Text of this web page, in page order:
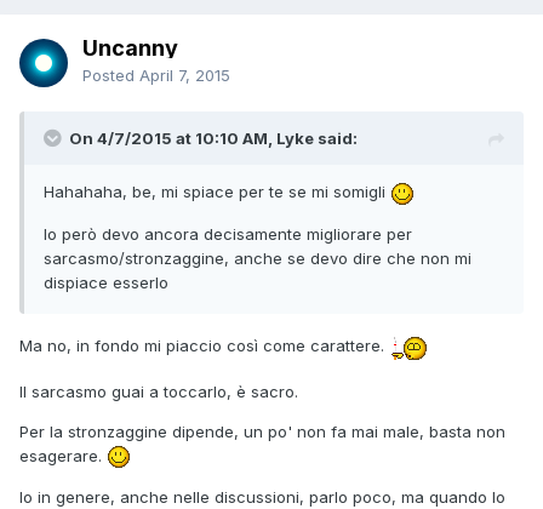
Uncanny
Posted April 7, 2015
On 4/7/2015 at 10:10 AM, Lyke said:
Hahahaha, be, mi spiace per te se mi somigli
Io però devo ancora decisamente migliorare per
sarcasmo/stronzaggine, anche se devo dire che non mi
dispiace esserlo
Ma no, in fondo mi piaccio così come carattere.
Il sarcasmo guai a toccarlo, è sacro.
Per la stronzaggine dipende, un po' non fa mai male, basta non
esagerare.
Io in genere, anche nelle discussioni, parlo poco, ma quando lo